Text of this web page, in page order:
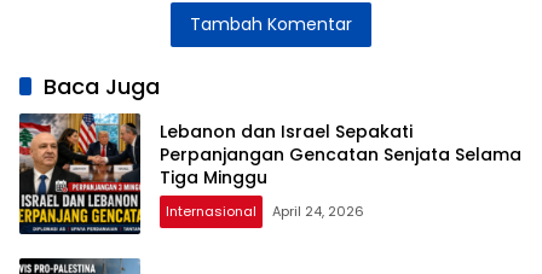
Pasukan
Perdamaian di
Lebanon
Jawab atas
Hormuz
Tambah Komentar
Baca Juga
Lebanon dan Israel Sepakati
Perpanjangan Gencatan Senjata Selama
Tiga Minggu
Internasional April 24, 2026